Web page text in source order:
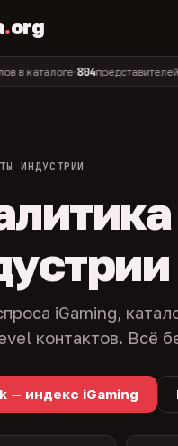
.org
•804представителей•325
ИНДУСТРИИ
iGaming,
контактов. Всё
— индекс iGaming